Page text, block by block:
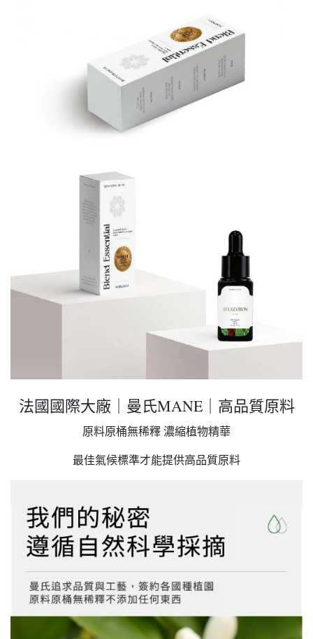
法國國際大廠｜曼氏MANE｜高品質原料
原料原桶無稀釋 濃縮植物精華
最佳氣候標準才能提供高品質原料